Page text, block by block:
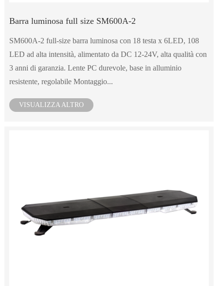
Barra luminosa full size SM600A-2
SM600A-2 full-size barra luminosa con 18 testa x 6LED, 108
LED ad alta intensità, alimentato da DC 12-24V, alta qualità con
3 anni di garanzia. Lente PC durevole, base in alluminio
resistente, regolabile Montaggio...
VISUALIZZA ALTRO